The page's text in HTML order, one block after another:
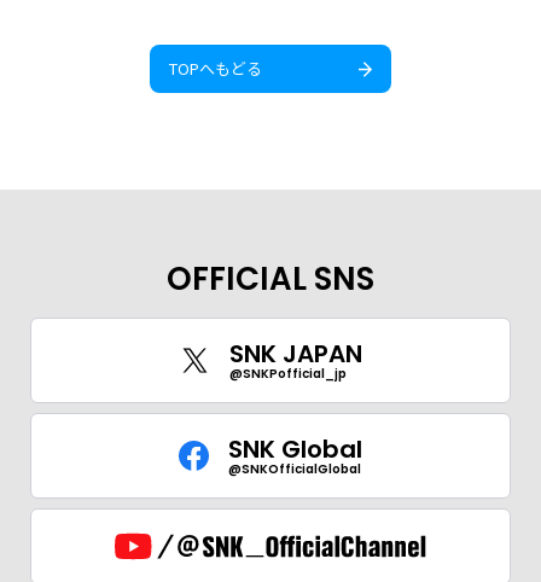
TOPへもどる
OFFICIAL SNS
SNK JAPAN
@SNKPofficial_jp
SNK Global
@SNKOfficialGlobal